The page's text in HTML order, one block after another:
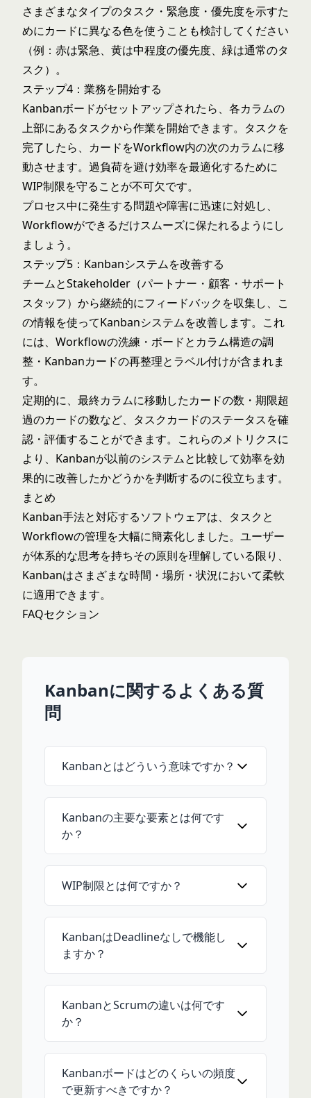
さまざまなタイプのタスク・緊急度・優先度を示すた
めにカードに異なる色を使うことも検討してください
（例：赤は緊急、黄は中程度の優先度、緑は通常のタ
スク）。
ステップ4：業務を開始する
Kanbanボードがセットアップされたら、各カラムの
上部にあるタスクから作業を開始できます。タスクを
完了したら、カードをWorkflow内の次のカラムに移
動させます。過負荷を避け効率を最適化するために
WIP制限を守ることが不可欠です。
プロセス中に発生する問題や障害に迅速に対処し、
Workflowができるだけスムーズに保たれるようにし
ましょう。
ステップ5：Kanbanシステムを改善する
チームとStakeholder（パートナー・顧客・サポート
スタッフ）から継続的にフィードバックを収集し、こ
の情報を使ってKanbanシステムを改善します。これ
には、Workflowの洗練・ボードとカラム構造の調
整・Kanbanカードの再整理とラベル付けが含まれま
す。
定期的に、最終カラムに移動したカードの数・期限超
過のカードの数など、タスクカードのステータスを確
認・評価することができます。これらのメトリクスに
より、Kanbanが以前のシステムと比較して効率を効
果的に改善したかどうかを判断するのに役立ちます。
まとめ
Kanban手法と対応するソフトウェアは、タスクと
Workflowの管理を大幅に簡素化しました。ユーザー
が体系的な思考を持ちその原則を理解している限り、
Kanbanはさまざまな時間・場所・状況において柔軟
に適用できます。
FAQセクション
Kanbanに関するよくある質
問
Kanbanとはどういう意味ですか？
Kanbanの主要な要素とは何です
か？
WIP制限とは何ですか？
KanbanはDeadlineなしで機能し
ますか？
KanbanとScrumの違いは何です
か？
Kanbanボードはどのくらいの頻度
で更新すべきですか？